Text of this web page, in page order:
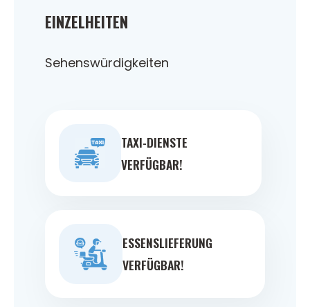
EINZELHEITEN
Sehenswürdigkeiten
TAXI-DIENSTE
VERFÜGBAR!
ESSENSLIEFERUNG
VERFÜGBAR!